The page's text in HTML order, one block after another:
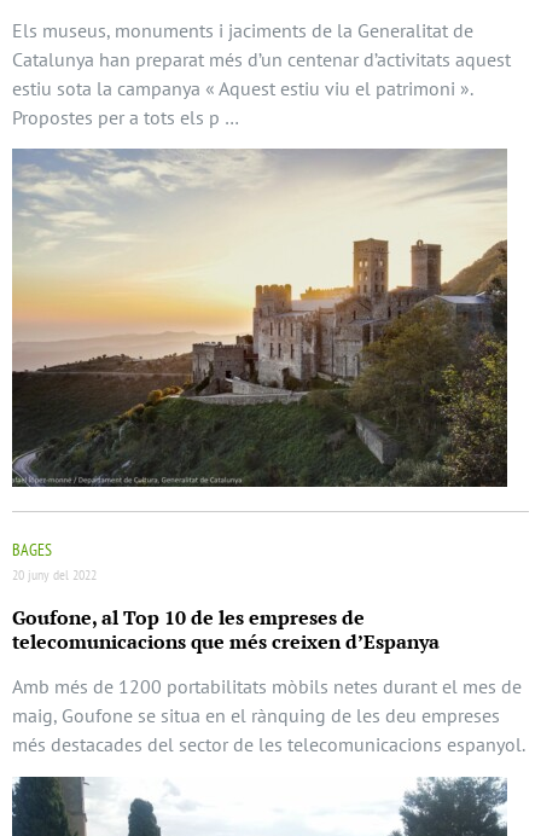
Els museus, monuments i jaciments de la Generalitat de
Catalunya han preparat més d’un centenar d’activitats aquest
estiu sota la campanya « Aquest estiu viu el patrimoni ».
Propostes per a tots els p …
BAGES
20 juny del 2022
Goufone, al Top 10 de les empreses de
telecomunicacions que més creixen d’Espanya
Amb més de 1200 portabilitats mòbils netes durant el mes de
maig, Goufone se situa en el rànquing de les deu empreses
més destacades del sector de les telecomunicacions espanyol.